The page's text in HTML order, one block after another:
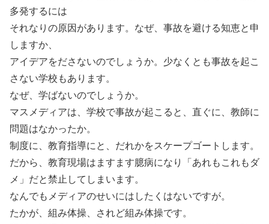
多発するには
それなりの原因があります。なぜ、事故を避ける知恵と申
しますか、
アイデアをださないのでしょうか。少なくとも事故を起こ
さない学校もあります。
なぜ、学ばないのでしょうか。
マスメディアは、学校で事故が起こると、直ぐに、教師に
問題はなかったか。
制度に、教育指導にと、だれかをスケープゴートします。
だから、教育現場はますます臆病になり「あれもこれもダ
メ」だと禁止してしまいます。
なんでもメディアのせいにはしたくはないですが。
たかが、組み体操、されど組み体操です。